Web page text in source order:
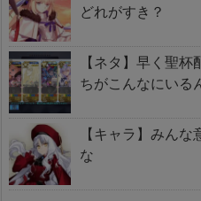
どれがすき？
【ネタ】早く聖
ちがこんなにいる
【キャラ】みん
な